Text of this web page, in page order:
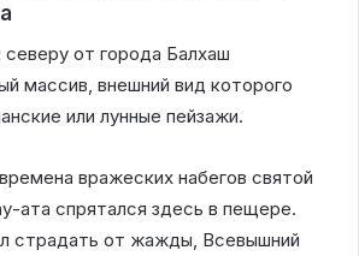
от города Балхаш
массив, внешний вид которого
или лунные пейзажи.
вражеских набегов святой
ата спрятался здесь в пещере.
страдать от жажды, Всевышний